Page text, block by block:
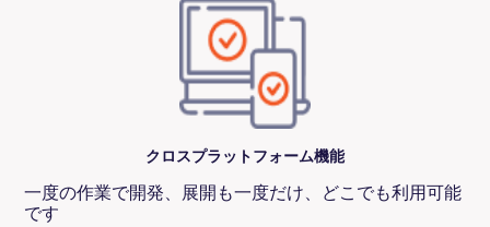
クロスプラットフォーム機能
一度の作業で開発、展開も一度だけ、どこでも利用可能
です